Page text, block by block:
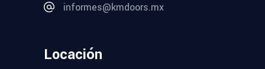
informes@kmdoors.mx
Locación